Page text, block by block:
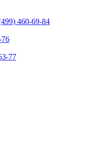
460-69-84
76
77